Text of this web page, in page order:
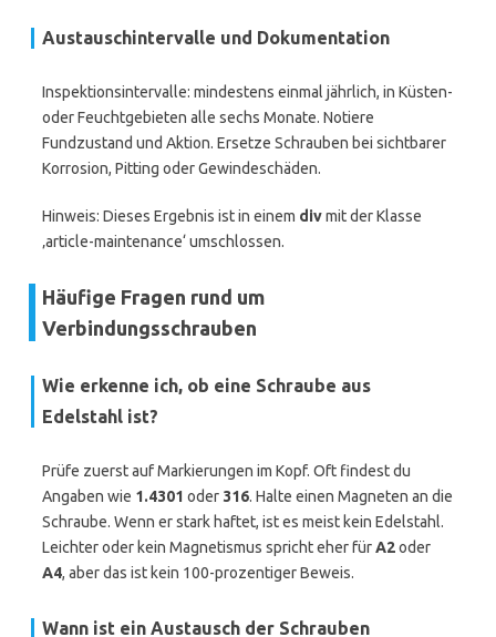
Austauschintervalle und Dokumentation
Inspektionsintervalle: mindestens einmal jährlich, in Küsten-
oder Feuchtgebieten alle sechs Monate. Notiere
Fundzustand und Aktion. Ersetze Schrauben bei sichtbarer
Korrosion, Pitting oder Gewindeschäden.
Hinweis: Dieses Ergebnis ist in einem divmit der Klasse
‚article-maintenance‘ umschlossen.
Häufige Fragen rund um
Verbindungsschrauben
Wie erkenne ich, ob eine Schraube aus
Edelstahl ist?
Prüfe zuerst auf Markierungen im Kopf. Oft findest du
Angaben wie 1.4301 oder 316. Halte einen Magneten an die
Schraube. Wenn er stark haftet, ist es meist kein Edelstahl.
Leichter oder kein Magnetismus spricht eher fürA2oder
A4, aber das ist kein 100-prozentiger Beweis.
Wann ist ein Austausch der Schrauben